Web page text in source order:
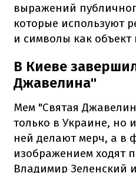
выражений
которые используют
и символы как
В Киеве
Джавелина"
Мем "Святая
только в Украине, но
ней делают мерч, а в
изображением ходят
Владимир Зеленский